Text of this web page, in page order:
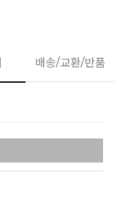
배송/교환/반품